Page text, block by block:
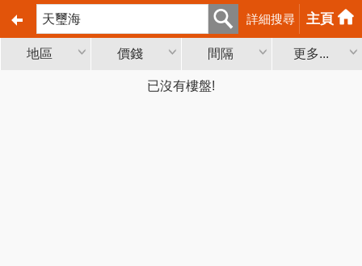
詳細搜尋 主頁
地區 價錢 間隔 更多...
已沒有樓盤!